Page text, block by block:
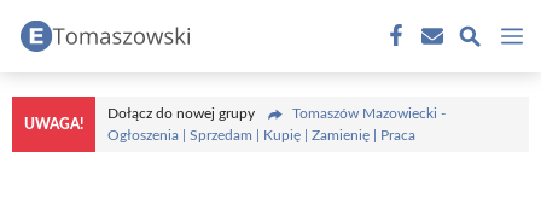
treści
UWAGA!
Dołącz do nowej grupy
Tomaszów Mazowiecki -
Ogłoszenia | Sprzedam | Kupię | Zamienię | Praca